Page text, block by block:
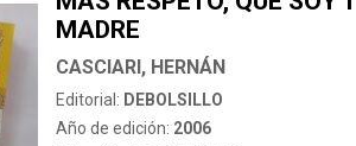
MADRE
CASCIARI, HERNÁN
Editorial: DEBOLSILLO
Año de edición: 2006